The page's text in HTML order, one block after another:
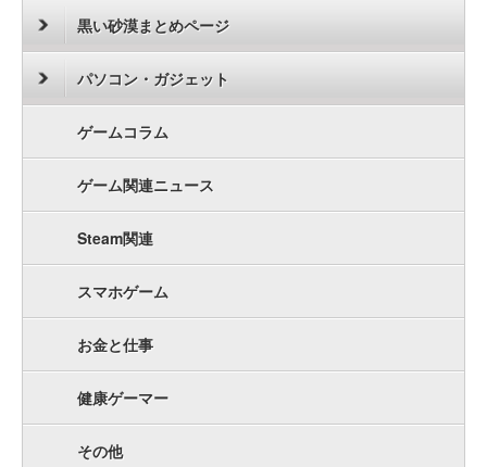
黒い砂漠まとめページ
パソコン・ガジェット
ゲームコラム
ゲーム関連ニュース
Steam関連
スマホゲーム
お金と仕事
健康ゲーマー
その他